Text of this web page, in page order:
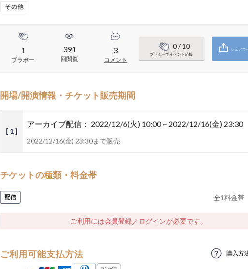
その他
1
ブラボー
391
回閲覧
3
コメント
0/ 10
ブラボーでイベント応援
シェアで
開場/開演情報・チケット販売期間
[ 1 ]
アーカイブ配信： 2022/12/6(火) 10:00 ~ 2022/12/16(金) 23:30
2022/12/16(金) 23:30まで販売
チケットの種類・料金帯
配信 全1料金帯
ご利用には会員登録／ログインが必要です。
ご利用可能支払方法 購入方